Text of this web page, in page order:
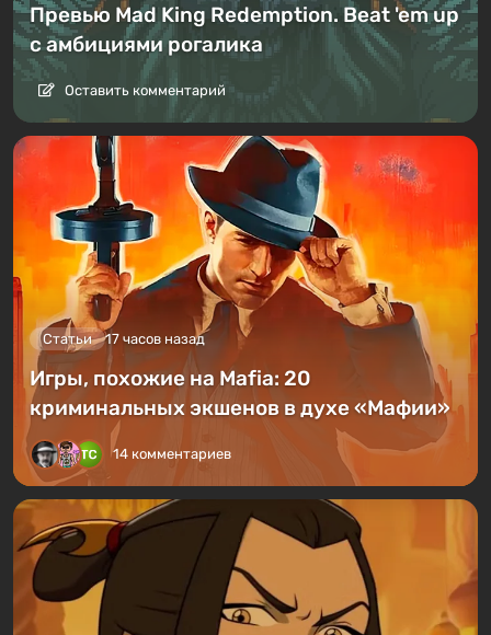
Превью Mad King Redemption. Beat 'em up
с амбициями рогалика
Оставить комментарий
Статьи 17 часов назад
Игры, похожие на Mafia: 20
криминальных экшенов в духе «Мафии»
14 комментариев